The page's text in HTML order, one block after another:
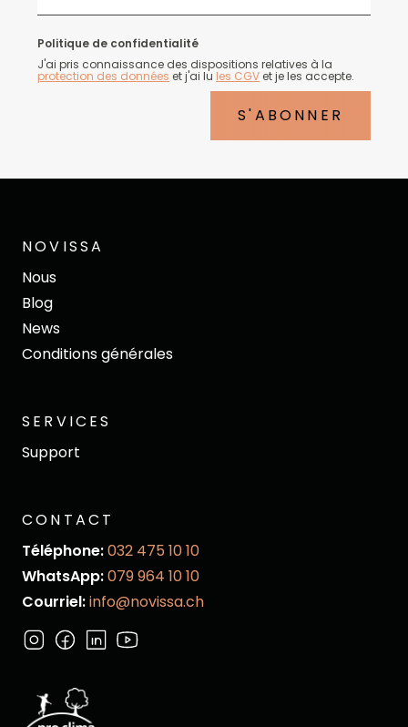
Politique de confidentialité
J'ai pris connaissance des dispositions relatives à la
protection des données et j'ai lu les CGV et je les accepte.
S'ABONNER
NOVISSA
Nous
Blog
News
Conditions générales
SERVICES
Support
CONTACT
Téléphone:032 475 10 10
WhatsApp:079 964 10 10
Courriel:info@novissa.ch